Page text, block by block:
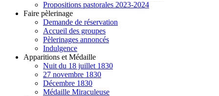
Propositions pastorales 2023-2024
Faire pèlerinage
Demande de réservation
Accueil des groupes
Pèlerinages annoncés
Indulgence
Apparitions et Médaille
Nuit du 18 juillet 1830
27 novembre 1830
Décembre 1830
Médaille Miraculeuse